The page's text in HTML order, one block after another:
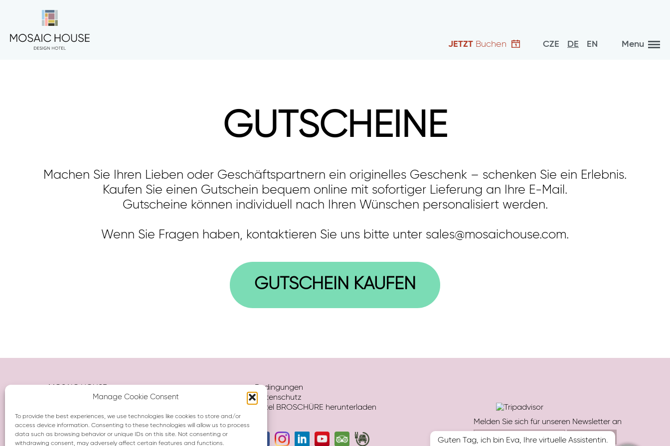
Manage Cookie Consent
To provide the best experiences, we use technologies like cookies to store and/or
access device information. Consenting to these technologies will allow us to process
data such as browsing behavior or unique IDs on this site. Not consenting or
withdrawing consent, may adversely affect certain features and functions.
JETZT Buchen CZE DE EN Menu
GUTSCHEINE
Machen Sie Ihren Lieben oder Geschäftspartnern ein originelles Geschenk – schenken Sie ein Erlebnis.
Kaufen Sie einen Gutschein bequem online mit sofortiger Lieferung an Ihre E-Mail.
Gutscheine können individuell nach Ihren Wünschen personalisiert werden.
Wenn Sie Fragen haben, kontaktieren Sie uns bitte unter sales@mosaichouse.com.
GUTSCHEIN KAUFEN
Guten Tag, ich bin Eva, Ihre virtuelle Assistentin.
Odboru 4, 120 00 Prag 2
Tel: +420 277 016 880
info@mosaichouse.com
IN: 28204875, TIN: CZ28204875
Bedingungen
Datenschutz
Hotel BROSCHÜRE herunterladen
Melden Sie sich für unseren Newsletter an